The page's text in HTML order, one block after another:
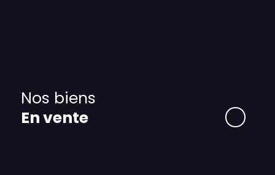
Nos biens
En vente